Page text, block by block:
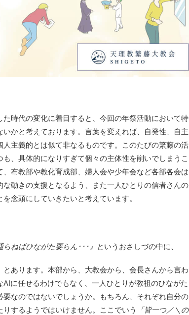
時代の変化に着目すると、今回の年祭活動において特
かと考えております。言葉を変えれば、自発性、自主
主義的とは似て非なるものです。このたびの繁藤の活
、具体的になりすぎて個々の主体性を削いでしまうこ
布教部や教化育成部、婦人会や少年会など各部各会は
動きの支援となるよう、また一人ひとりの信者さんの
念頭にしていきたいと考えています。
らねばひながた要らん･･･』 というおさしづの中に、
とあります。本部から、大教会から、会長さんから言わ
に任せるわけでもなく、一人ひとりが教祖のひながた
なのではないでしょうか。もちろん、それぞれ自分の
するようではいけません。ここでいう
「皆一つ／＼の